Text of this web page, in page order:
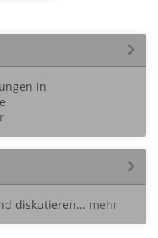
in
diskutieren... mehr